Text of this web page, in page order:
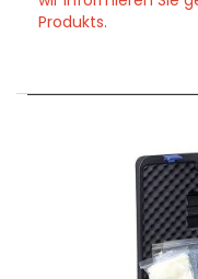
Produkts.